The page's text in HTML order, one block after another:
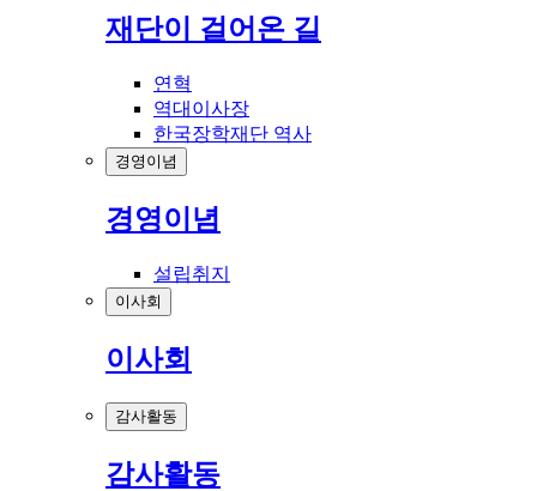
재단이 걸어온 길
연혁
역대이사장
한국장학재단 역사
경영이념
경영이념
설립취지
이사회
이사회
감사활동
감사활동